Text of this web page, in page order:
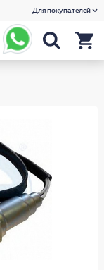
Для покупателей